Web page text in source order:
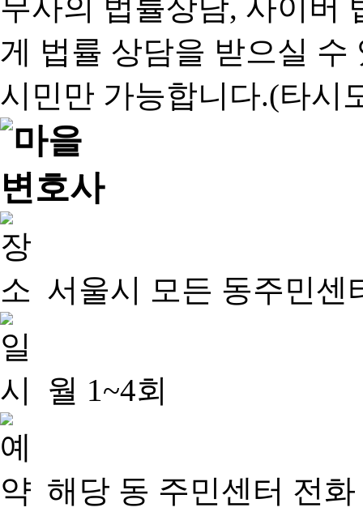
서울시 모든 동주민센
월 1~4회
해당 동 주민센터 전